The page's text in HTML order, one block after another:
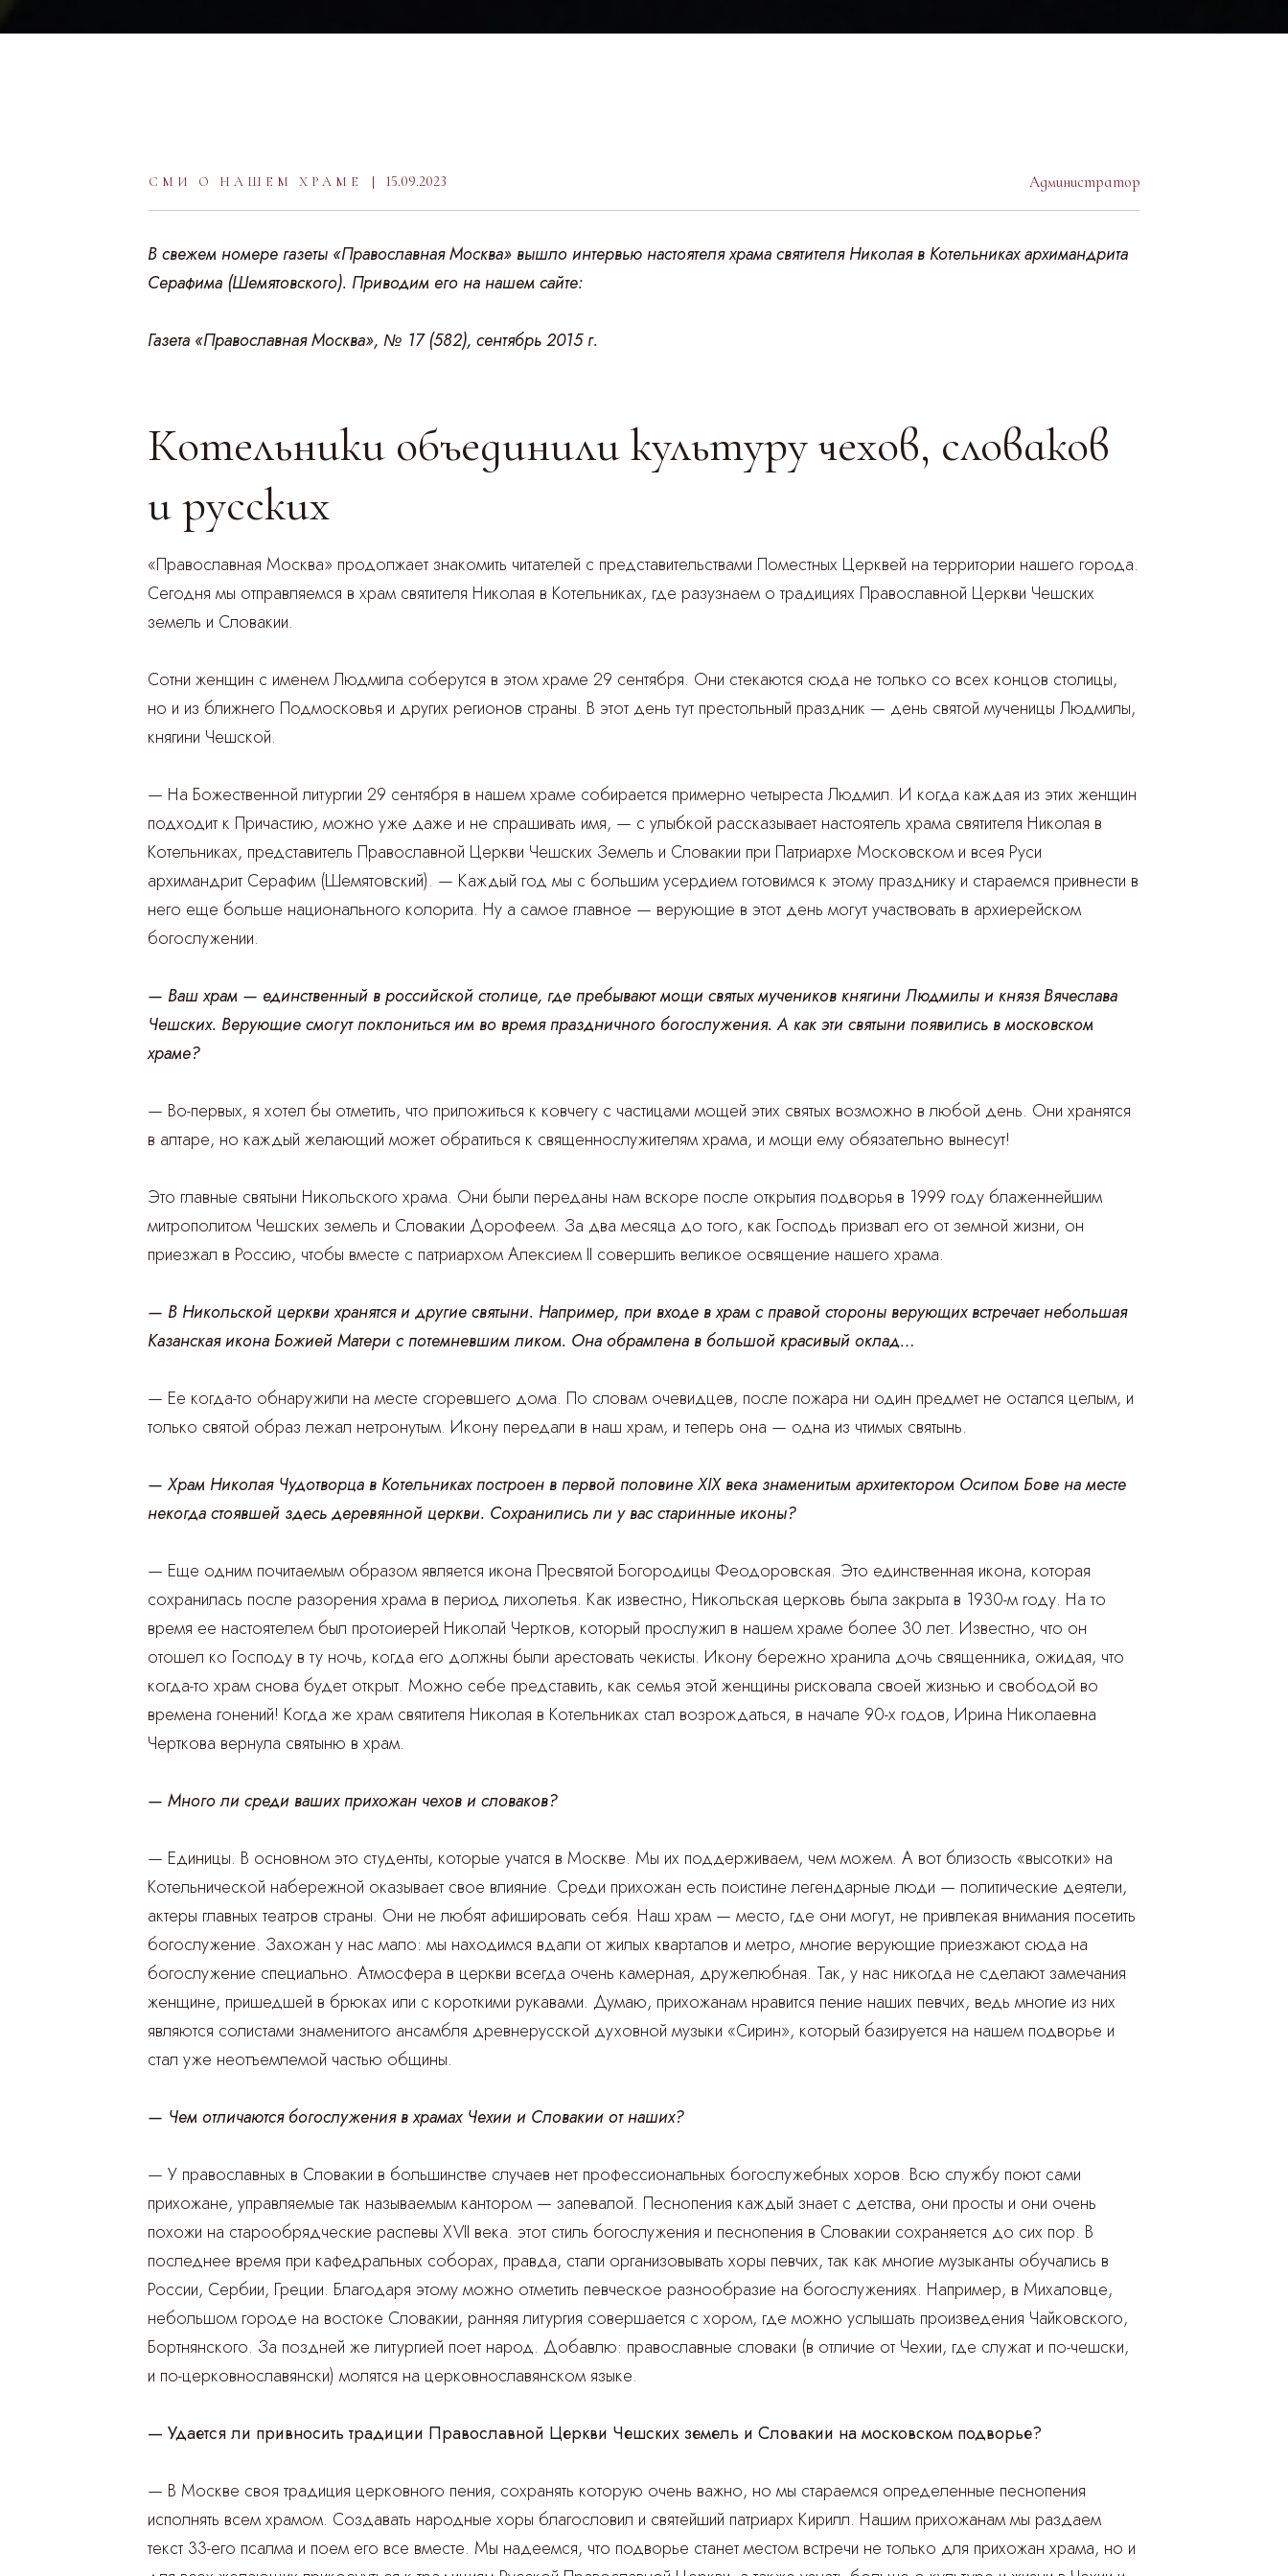
СМИ О НАШЕМ ХРАМЕ 15.09.2023 Администратор
В свежем номере газеты «Православная Москва» вышло интервью настоятеля храма святителя Николая в Котельниках архимандрита
Серафима (Шемятовского). Приводим его на нашем сайте:
Газета «Православная Москва», № 17 (582), сентябрь 2015 г.
Котельники объединили культуру чехов, словаков
и русских
«Православная Москва» продолжает знакомить читателей с представительствами Поместных Церквей на территории нашего города.
Сегодня мы отправляемся в храм святителя Николая в Котельниках, где разузнаем о традициях Православной Церкви Чешских
земель и Словакии.
Сотни женщин с именем Людмила соберутся в этом храме 29 сентября. Они стекаются сюда не только со всех концов столицы,
но и из ближнего Подмосковья и других регионов страны. В этот день тут престольный праздник — день святой мученицы Людмилы,
княгини Чешской.
— На Божественной литургии 29 сентября в нашем храме собирается примерно четыреста Людмил. И когда каждая из этих женщин
подходит к Причастию, можно уже даже и не спрашивать имя, — с улыбкой рассказывает настоятель храма святителя Николая в
Котельниках, представитель Православной Церкви Чешских Земель и Словакии при Патриархе Московском и всея Руси
архимандрит Серафим (Шемятовский). — Каждый год мы с большим усердием готовимся к этому празднику и стараемся привнести в
него еще больше национального колорита. Ну а самое главное — верующие в этот день могут участвовать в архиерейском
богослужении.
— Ваш храм — единственный в российской столице, где пребывают мощи святых мучеников княгини Людмилы и князя Вячеслава
Чешских. Верующие смогут поклониться им во время праздничного богослужения. А как эти святыни появились в московском
храме?
— Во-первых, я хотел бы отметить, что приложиться к ковчегу с частицами мощей этих святых возможно в любой день. Они хранятся
в алтаре, но каждый желающий может обратиться к священнослужителям храма, и мощи ему обязательно вынесут!
Это главные святыни Никольского храма. Они были переданы нам вскоре после открытия подворья в 1999 году блаженнейшим
митрополитом Чешских земель и Словакии Дорофеем. За два месяца до того, как Господь призвал его от земной жизни, он
приезжал в Россию, чтобы вместе с патриархом Алексием II совершить великое освящение нашего храма.
— В Никольской церкви хранятся и другие святыни. Например, при входе в храм с правой стороны верующих встречает небольшая
Казанская икона Божией Матери с потемневшим ликом. Она обрамлена в большой красивый оклад…
— Ее когда-то обнаружили на месте сгоревшего дома. По словам очевидцев, после пожара ни один предмет не остался целым, и
только святой образ лежал нетронутым. Икону передали в наш храм, и теперь она — одна из чтимых святынь.
— Храм Николая Чудотворца в Котельниках построен в первой половине XIX века знаменитым архитектором Осипом Бове на месте
некогда стоявшей здесь деревянной церкви. Сохранились ли у вас старинные иконы?
— Еще одним почитаемым образом является икона Пресвятой Богородицы Феодоровская. Это единственная икона, которая
сохранилась после разорения храма в период лихолетья. Как известно, Никольская церковь была закрыта в 1930-м году. На то
время ее настоятелем был протоиерей Николай Чертков, который прослужил в нашем храме более 30 лет. Известно, что он
отошел ко Господу в ту ночь, когда его должны были арестовать чекисты. Икону бережно хранила дочь священника, ожидая, что
когда-то храм снова будет открыт. Можно себе представить, как семья этой женщины рисковала своей жизнью и свободой во
времена гонений! Когда же храм святителя Николая в Котельниках стал возрождаться, в начале 90-х годов, Ирина Николаевна
Черткова вернула святыню в храм.
— Много ли среди ваших прихожан чехов и словаков?
— Единицы. В основном это студенты, которые учатся в Москве. Мы их поддерживаем, чем можем. А вот близость «высотки» на
Котельнической набережной оказывает свое влияние. Среди прихожан есть поистине легендарные люди — политические деятели,
актеры главных театров страны. Они не любят афишировать себя. Наш храм — место, где они могут, не привлекая внимания посетить
богослужение. Захожан у нас мало: мы находимся вдали от жилых кварталов и метро, многие верующие приезжают сюда на
богослужение специально. Атмосфера в церкви всегда очень камерная, дружелюбная. Так, у нас никогда не сделают замечания
женщине, пришедшей в брюках или с короткими рукавами. Думаю, прихожанам нравится пение наших певчих, ведь многие из них
являются солистами знаменитого ансамбля древнерусской духовной музыки «Сирин», который базируется на нашем подворье и
стал уже неотъемлемой частью общины.
— Чем отличаются богослужения в храмах Чехии и Словакии от наших?
— У православных в Словакии в большинстве случаев нет профессиональных богослужебных хоров. Всю службу поют сами
прихожане, управляемые так называемым кантором — запевалой. Песнопения каждый знает с детства, они просты и они очень
похожи на старообрядческие распевы XVII века. этот стиль богослужения и песнопения в Словакии сохраняется до сих пор. В
последнее время при кафедральных соборах, правда, стали организовывать хоры певчих, так как многие музыканты обучались в
России, Сербии, Греции. Благодаря этому можно отметить певческое разнообразие на богослужениях. Например, в Михаловце,
небольшом городе на востоке Словакии, ранняя литургия совершается с хором, где можно услышать произведения Чайковского,
Бортнянского. За поздней же литургией поет народ. Добавлю: православные словаки (в отличие от Чехии, где служат и по-чешски,
и по-церковнославянски) молятся на церковнославянском языке.
— Удается ли привносить традиции Православной Церкви Чешских земель и Словакии на московском подворье?
— В Москве своя традиция церковного пения, сохранять которую очень важно, но мы стараемся определенные песнопения
исполнять всем храмом. Создавать народные хоры благословил и святейший патриарх Кирилл. Нашим прихожанам мы раздаем
текст 33-его псалма и поем его все вместе. Мы надеемся, что подворье станет местом встречи не только для прихожан храма, но и